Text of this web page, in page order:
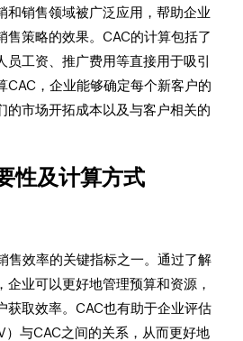
和销售领域被广泛应用，帮助企业
售策略的效果。CAC的计算包括了
员工资、推广费用等直接用于吸引
CAC，企业能够确定每个新客户的
的市场开拓成本以及与客户相关的
性及计算方式
售效率的关键指标之一。通过了解
企业可以更好地管理预算和资源，
获取效率。CAC也有助于企业评估
）与CAC之间的关系，从而更好地